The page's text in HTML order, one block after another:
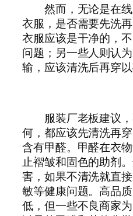
然而，无论是在线
衣服，是否需要先洗
衣服应该是干净的，
问题；另一些人则认
输，应该清洗后再穿以
服装厂老板建议，
何，都应该先清洗再
含有甲醛。甲醛在衣
止褶皱和固色的助剂
害，如果不清洗就直
敏等健康问题。高品
低，但一些不良商家